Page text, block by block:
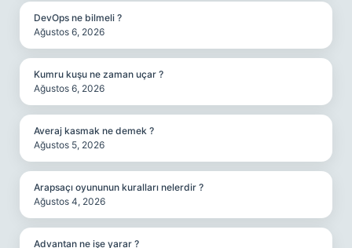
DevOps ne bilmeli ?
Ağustos 6, 2026
Kumru kuşu ne zaman uçar ?
Ağustos 6, 2026
Averaj kasmak ne demek ?
Ağustos 5, 2026
Arapsaçı oyununun kuralları nelerdir ?
Ağustos 4, 2026
Advantan ne işe yarar ?